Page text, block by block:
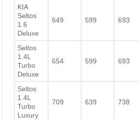
KIA
Seltos
1.6
Deluxe
649 599 693
Seltos
1.4L
Turbo
Deluxe
654 599 693
Seltos
1.4L
Turbo
Luxury
709 639 738